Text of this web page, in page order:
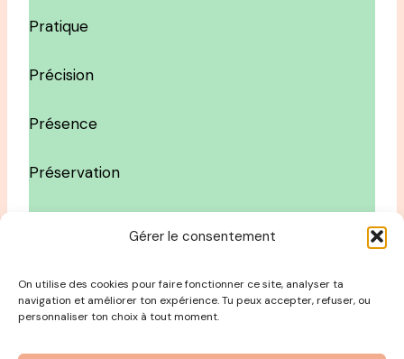
Gérer le consentement
On utilise des cookies pour faire fonctionner ce site, analyser ta
navigation et améliorer ton expérience. Tu peux accepter, refuser, ou
personnaliser ton choix à tout moment.
Pratique
Précision
Présence
Préservation
Professionnalisme